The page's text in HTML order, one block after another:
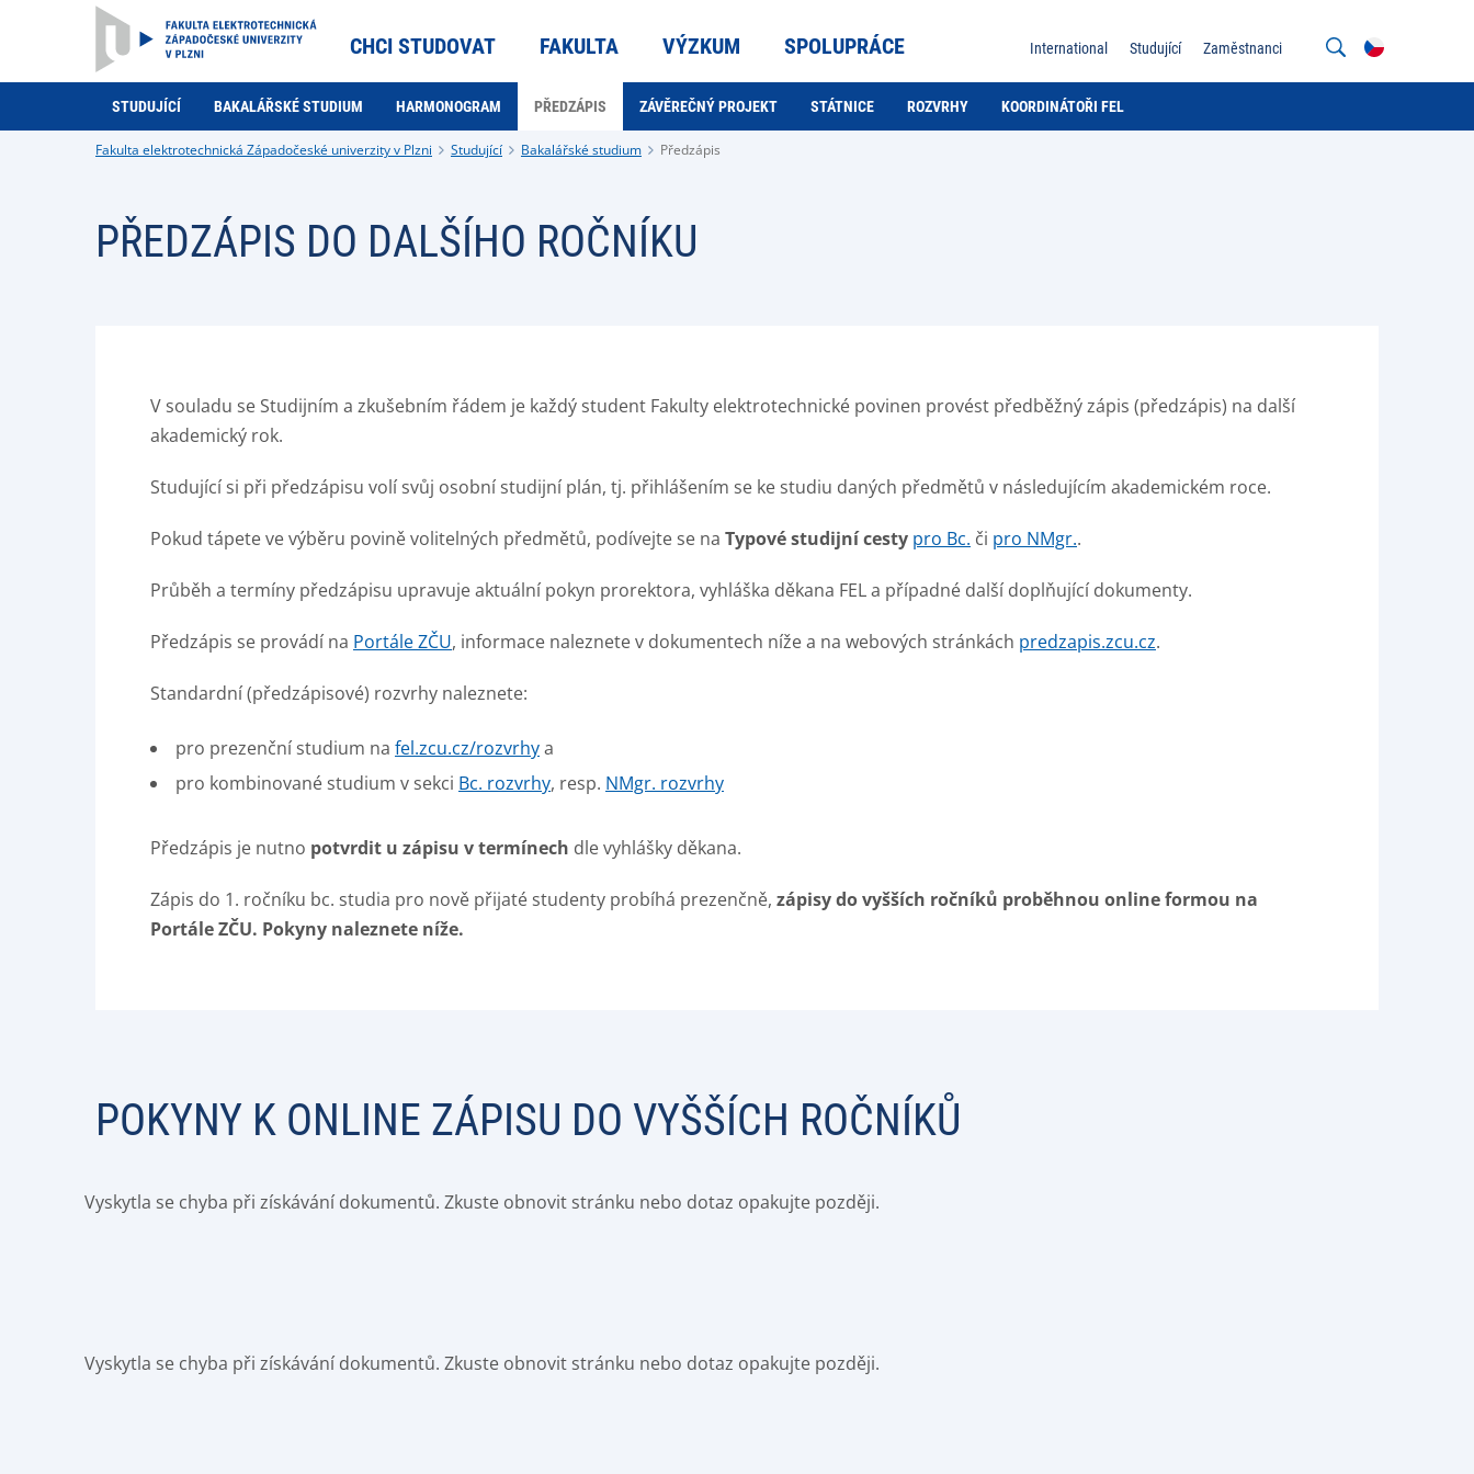
CHCI STUDOVAT FAKULTA VÝZKUM SPOLUPRÁCE International Studující Zaměstnanci
STUDUJÍCÍ BAKALÁŘSKÉ STUDIUM HARMONOGRAM PŘEDZÁPIS ZÁVĚREČNÝ PROJEKT STÁTNICE ROZVRHY KOORDINÁTOŘI FEL
Fakulta elektrotechnická Západočeské univerzity v Plzni Studující Bakalářské studium Předzápis
PŘEDZÁPIS DO DALŠÍHO ROČNÍKU
V souladu se Studijním a zkušebním řádem je každý student Fakulty elektrotechnické povinen provést předběžný zápis (předzápis) na další
akademický rok.
Studující si při předzápisu volí svůj osobní studijní plán, tj. přihlášením se ke studiu daných předmětů v následujícím akademickém roce.
Pokud tápete ve výběru povině volitelných předmětů, podívejte se na Typové studijní cesty pro Bc. či pro NMgr..
Průběh a termíny předzápisu upravuje aktuální pokyn prorektora, vyhláška děkana FEL a případné další doplňující dokumenty.
Předzápis se provádí na Portále ZČU, informace naleznete v dokumentech níže a na webových stránkách predzapis.zcu.cz.
Standardní (předzápisové) rozvrhy naleznete:
pro prezenční studium na fel.zcu.cz/rozvrhya
pro kombinované studium v sekci Bc. rozvrhy, resp. NMgr. rozvrhy
Předzápis je nutno potvrdit u zápisu v termínech dle vyhlášky děkana.
Zápis do 1. ročníku bc. studia pro nově přijaté studenty probíhá prezenčně, zápisy do vyšších ročníků proběhnou online formou na
Portále ZČU. Pokyny naleznete níže.
POKYNY K ONLINE ZÁPISU DO VYŠŠÍCH ROČNÍKŮ
Vyskytla se chyba při získávání dokumentů. Zkuste obnovit stránku nebo dotaz opakujte později.
Vyskytla se chyba při získávání dokumentů. Zkuste obnovit stránku nebo dotaz opakujte později.